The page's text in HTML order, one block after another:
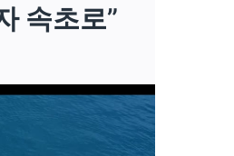
속초로”